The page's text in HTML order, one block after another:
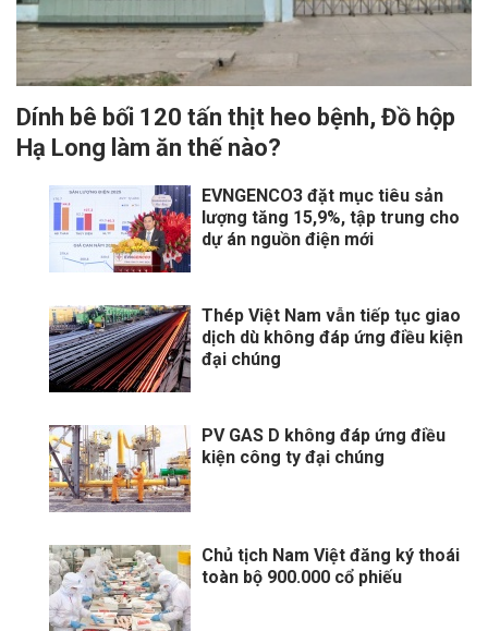
Dính bê bối 120 tấn thịt heo bệnh, Đồ hộp
Hạ Long làm ăn thế nào?
EVNGENCO3 đặt mục tiêu sản
lượng tăng 15,9%, tập trung cho
dự án nguồn điện mới
Thép Việt Nam vẫn tiếp tục giao
dịch dù không đáp ứng điều kiện
đại chúng
PV GAS D không đáp ứng điều
kiện công ty đại chúng
Chủ tịch Nam Việt đăng ký thoái
toàn bộ 900.000 cổ phiếu